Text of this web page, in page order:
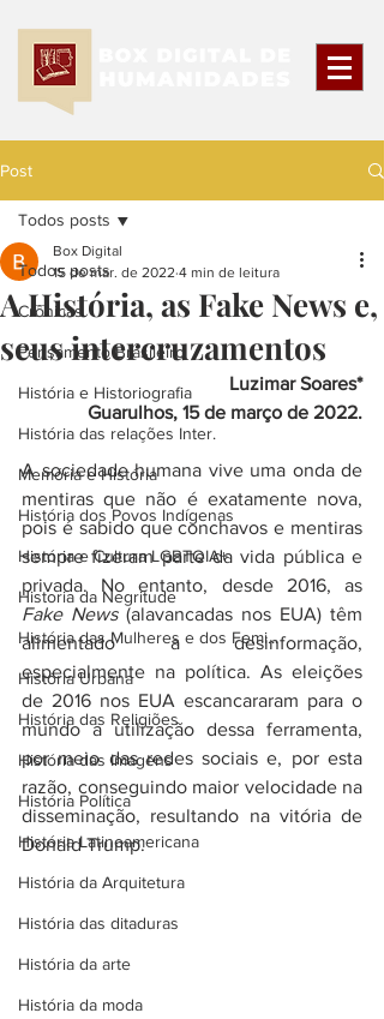
Post
Todos posts
Crônicas
Pensamento Brasileiro
História e Historiografia
História das relações Inter.
Memória e História
História dos Povos Indígenas
História e Cultura LGBTQIA+
Historia da Negritude
História das Mulheres e dos Femi...
História Urbana
História das Religiões
História das Imagens
História Política
História Latinoamericana
História da Arquitetura
História das ditaduras
História da arte
História da moda
Todos posts
A História, as Fake News e,
seus intercruzamentos
Box Digital
15 de mar. de 2022 4 min de leitura
Luzimar Soares*
Guarulhos, 15 de março de 2022.
A sociedade humana vive uma onda de
mentiras que não é exatamente nova,
pois é sabido que conchavos e mentiras
sempre fizeram parte da vida pública e
Fake News (alavancadas nos EUA) têm
alimentado a desinformação,
especialmente na política. As eleições
de 2016 nos EUA escancararam para o
mundo a utilização dessa ferramenta,
por meio das redes sociais e, por esta
razão, conseguindo maior velocidade na
disseminação, resultando na vitória de
Donald Trump.